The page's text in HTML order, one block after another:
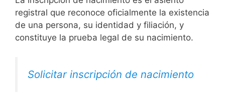
registral que reconoce oficialmente la existencia
de una persona, su identidad y filiación, y
constituye la prueba legal de su nacimiento.
Solicitar inscripción de nacimiento